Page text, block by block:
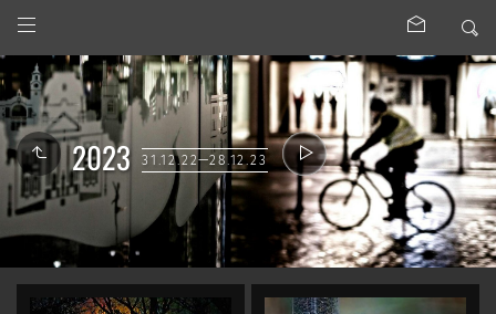
2023 31.12.22—28.12.23